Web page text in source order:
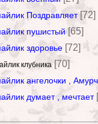
Поздравляет [72]
пушистый [65]
здоровье [72]
клубника [70]
ангелочки ,
думает , мечтает